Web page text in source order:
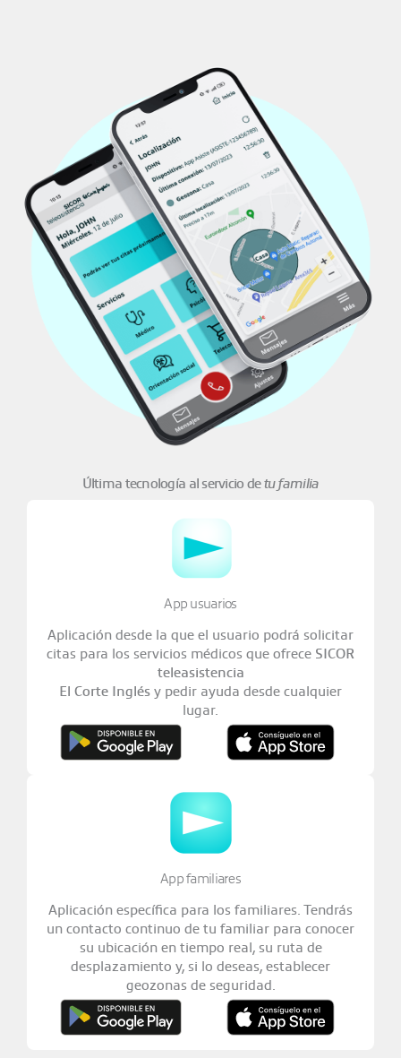
Última tecnología al servicio detu familia
App usuarios
Aplicación desde la que el usuario podrá solicitar
citas para los servicios médicos que ofrece SICOR
teleasistencia
El Corte Inglés y pedir ayuda desde cualquier
lugar.
App familiares
Aplicación específica para los familiares. Tendrás
un contacto continuo de tu familiar para conocer
su ubicación en tiempo real, su ruta de
desplazamiento y, si lo deseas, establecer
geozonas de seguridad.